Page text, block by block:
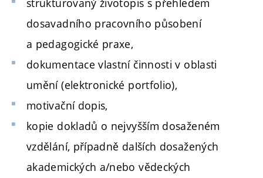
strukturovaný životopis s přehledem
dosavadního pracovního působení
a pedagogické praxe,
dokumentace vlastní činnosti v oblasti
umění (elektronické portfolio),
motivační dopis,
kopie dokladů o nejvyšším dosaženém
vzdělání, případně dalších dosažených
akademických a/nebo vědeckých